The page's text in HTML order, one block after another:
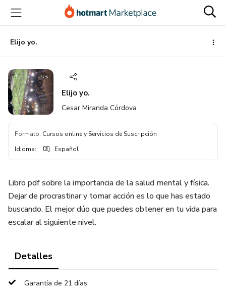
principal
página
de
página
Elijo yo.
Elijo yo.
Cesar Miranda Córdova
Formato: Cursos online y Servicios de Suscripción
Idioma: Español
Libro pdf sobre la importancia de la salud mental y física.
Dejar de procrastinar y tomar acción es lo que has estado
buscando. El mejor dúo que puedes obtener en tu vida para
escalar al siguiente nivel.
Detalles
Garantía de 21 días